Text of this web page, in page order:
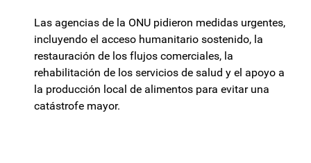
Las agencias de la ONU pidieron medidas urgentes,
incluyendo el acceso humanitario sostenido, la
restauración de los flujos comerciales, la
rehabilitación de los servicios de salud y el apoyo a
la producción local de alimentos para evitar una
catástrofe mayor.